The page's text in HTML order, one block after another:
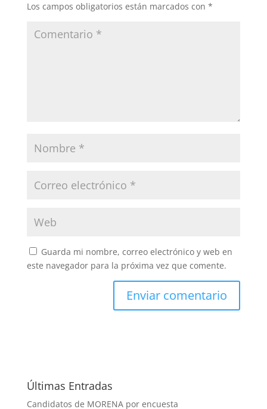
Los campos obligatorios están marcados con *
Guarda mi nombre, correo electrónico y web en
este navegador para la próxima vez que comente.
Últimas Entradas
Candidatos de MORENA por encuesta